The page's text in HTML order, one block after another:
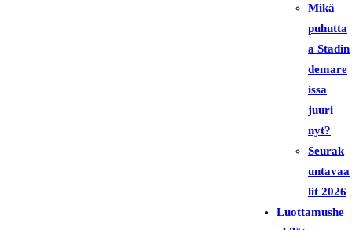
Mikä
puhutta
a Stadin
demare
issa
juuri
nyt?
Seurak
untavaa
lit 2026
Luottamushe